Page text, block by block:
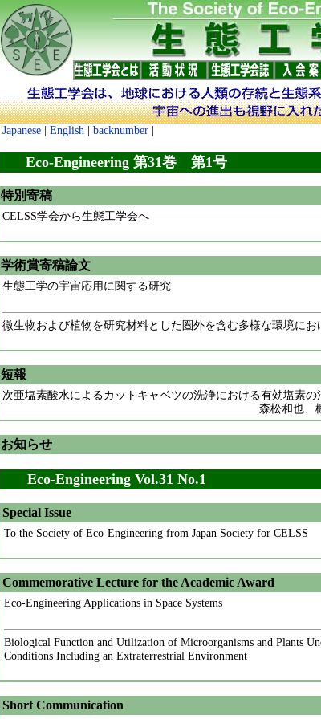
Japanese English backnumber
Eco-Engineering 第31巻 第1号
特別寄稿
CELSS学会から生態工学会へ
学術賞寄稿論文
生態工学の宇宙応用に関する研究
微生物および植物を研究材料とした圏外を含む多様な環境に
短報
次亜塩素酸水によるカットキャベツの洗浄における有効塩素
森松和也、
お知らせ
Eco-Engineering Vol.31 No.1
Special Issue
To the Society of Eco-Engineering from Japan Society for CELSS
Commemorative Lecture for the Academic Award
Eco-Engineering Applications in Space Systems
Biological Function and Utilization of Microorganisms and Plants
Conditions Including an Extraterrestrial Environment
Short Communication